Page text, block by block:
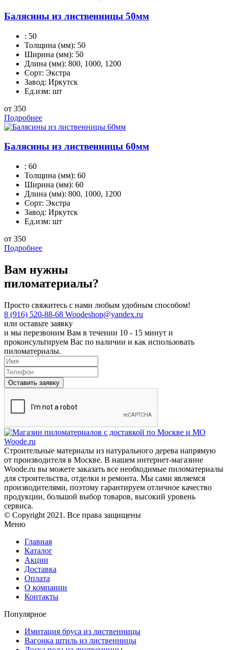
Балясины из лиственницы 50мм
: 50
Толщина (мм): 50
Ширина (мм): 50
Длина (мм): 800, 1000, 1200
Сорт: Экстра
Завод: Иркутск
Ед.изм: шт
от 350
Подробнее
Балясины из лиственницы 60мм
: 60
Толщина (мм): 60
Ширина (мм): 60
Длина (мм): 800, 1000, 1200
Сорт: Экстра
Завод: Иркутск
Ед.изм: шт
от 350
Подробнее
Вам нужны
пиломатериалы?
Просто свяжитесь с нами любым удобным способом!
8 (916) 520-88-68 Woodeshop@yandex.ru
или оставьте заявку
и мы перезвоним Вам в течении 10 - 15 минут и
проконсультируем Вас по наличии и как использовать
пиломатериалы.
Оставить заявку
Строительные материалы из натурального дерева напрямую
от производителя в Москве. В нашем интернет-магазине
Woode.ru вы можете заказать все необходимые пиломатериалы
для строительства, отделки и ремонта. Мы сами являемся
производителями, поэтому гарантируем отличное качество
продукции, большой выбор товаров, высокий уровень
сервиса.
© Copyright 2021. Все права защищены
Меню
Главная
Каталог
Акции
Доставка
Оплата
О компании
Контакты
Популярное
Имитация бруса из лиственницы
Вагонка штиль из лиственницы